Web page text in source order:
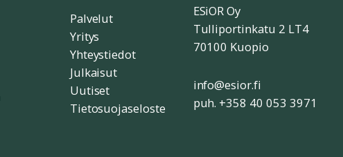
Palvelut
Yritys
Yhteystiedot
Julkaisut
Uutiset
Tietosuojaseloste
ESiOR Oy
Tulliportinkatu 2 LT4
70100 Kuopio
info@esior.fi
puh. +358 40 053 3971